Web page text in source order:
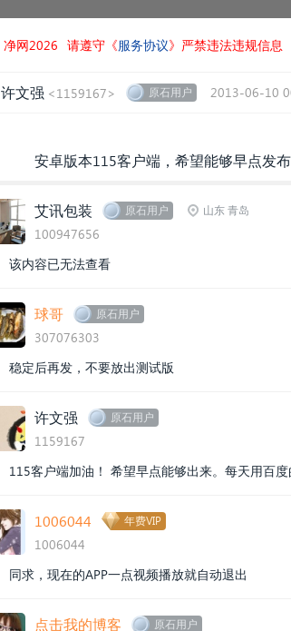
净网2026 请遵守《服务协议》严禁违法违规信息
许文强 <1159167> 原石用户 2013-06-10
安卓版本115客户端，希望能够早点发
艾讯包装 原石用户 山东 青岛
100947656
该内容已无法查看
球哥 原石用户
307076303
稳定后再发，不要放出测试版
许文强 原石用户
1159167
115客户端加油！ 希望早点能够出来。每天用百
1006044 年费VIP
1006044
同求，现在的APP一点视频播放就自动退出
点击我的博客 原石用户